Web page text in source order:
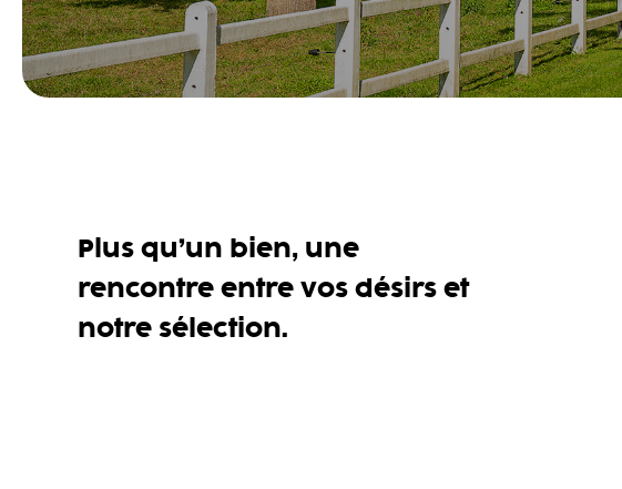
Plus qu’un bien, une
rencontre entre vos désirs et
notre sélection.